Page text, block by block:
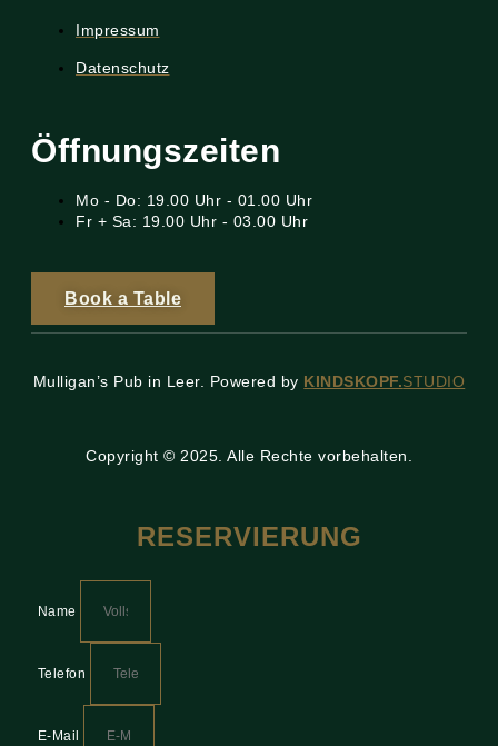
Impressum
Datenschutz
Öffnungszeiten
Mo - Do: 19.00 Uhr - 01.00 Uhr
Fr + Sa: 19.00 Uhr - 03.00 Uhr
Book a Table
Mulligan’s Pub in Leer. Powered by KINDSKOPF.STUDIO
Copyright © 2025. Alle Rechte vorbehalten.
RESERVIERUNG
Name
Telefon
E-Mail